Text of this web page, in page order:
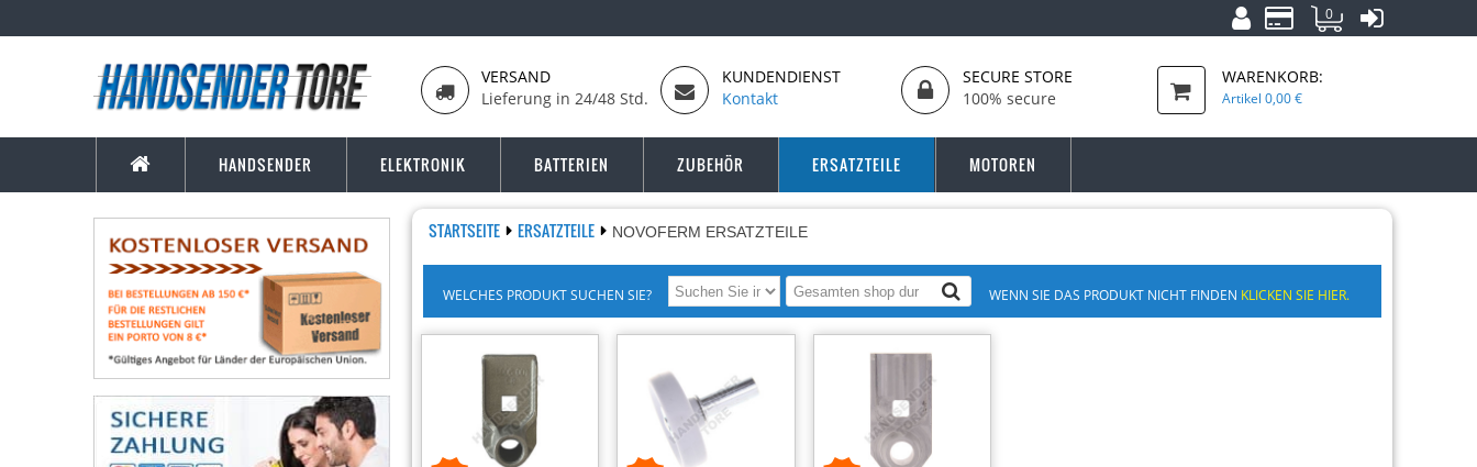
0
VERSAND
Lieferung in 24/48 Std.
KUNDENDIENST
Kontakt
SECURE STORE
100% secure
WARENKORB:
Artikel 0,00 €
HANDSENDER ELEKTRONIK BATTERIEN ZUBEHÖR ERSATZTEILE MOTOREN
STARTSEITE ERSATZTEILE NOVOFERM ERSATZTEILE
WELCHES PRODUKT SUCHEN SIE? WENN SIE DAS PRODUKT NICHT FINDEN KLICKEN SIE HIER.